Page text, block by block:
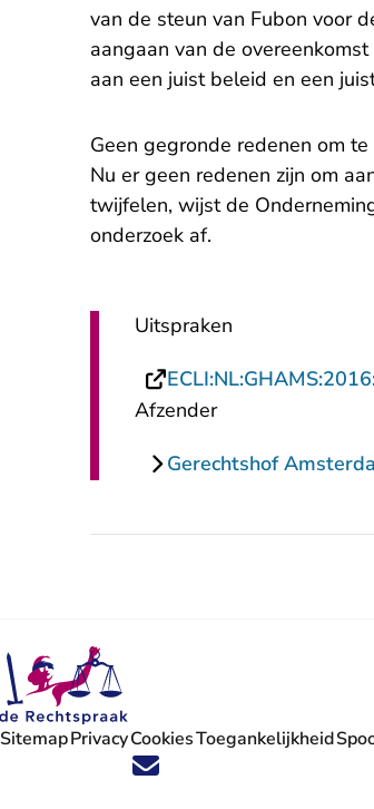
van de steun van Fubon voor
aangaan van de
aan een juist beleid en een
Geen gegronde redenen om
Nu er geen redenen zijn om
twijfelen, wijst de
onderzoek af.
Uitspraken
Afzender
Gerechtshof
Volg ons op X (Twitter) - U verlaat
Volg ons op Facebook - U verlaat
Volg ons op Instagram - U verlaat
Volg ons op Youtube - U verlaat
Volg ons op LinkedIn - U verlaat
'Blijf op de hoogte'
SitemapPrivacyCookiesToegankelijkheid